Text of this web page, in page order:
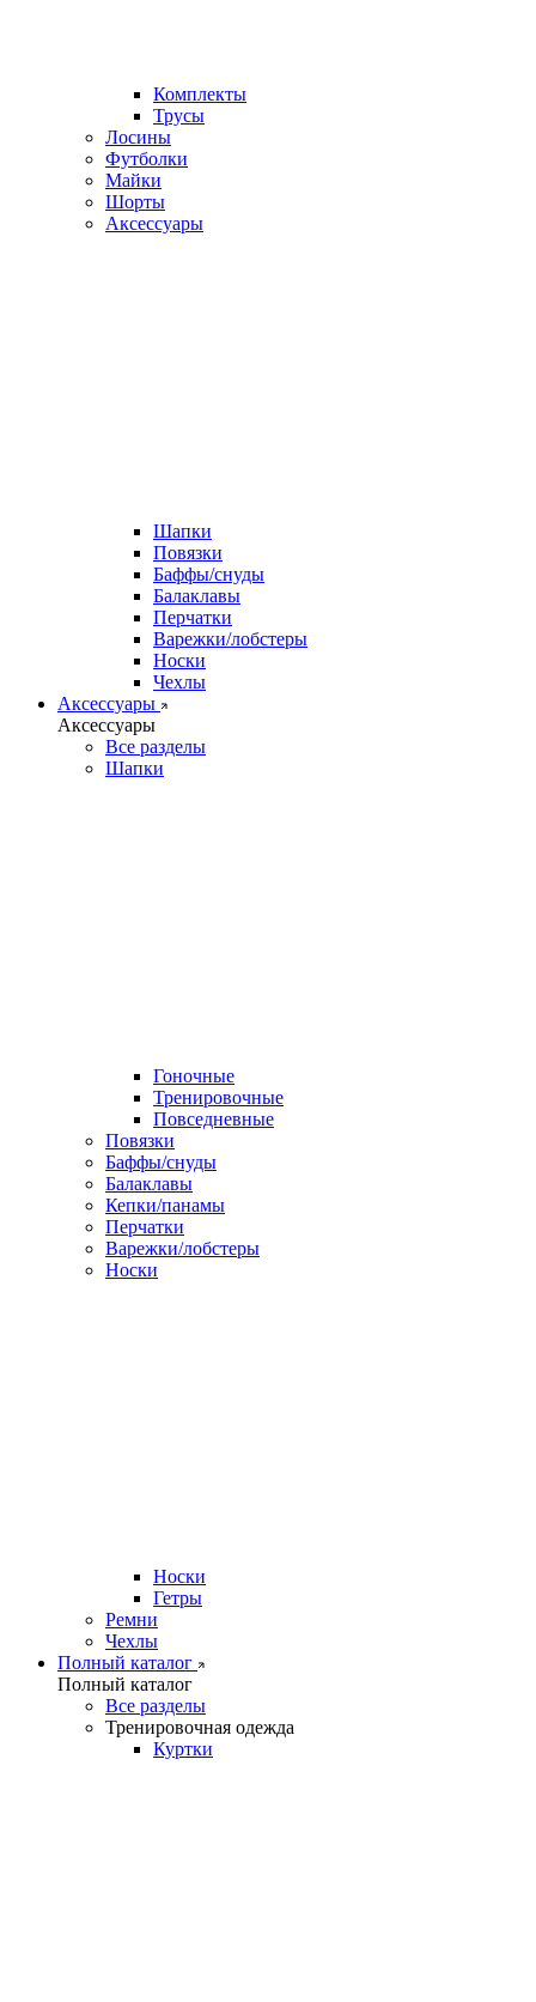
Комплекты
Трусы
Лосины
Футболки
Майки
Шорты
Аксессуары
Шапки
Повязки
Баффы/снуды
Балаклавы
Перчатки
Варежки/лобстеры
Носки
Чехлы
Аксессуары
Аксессуары
Все разделы
Шапки
Гоночные
Тренировочные
Повседневные
Повязки
Баффы/снуды
Балаклавы
Кепки/панамы
Перчатки
Варежки/лобстеры
Носки
Носки
Гетры
Ремни
Чехлы
Полный каталог
Полный каталог
Все разделы
Тренировочная одежда
Куртки